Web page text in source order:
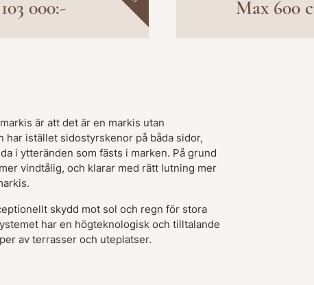
000:- Max 600
är att det är en markis utan
har istället sidostyrskenor på båda sidor,
i ytteränden som fästs i marken. På grund
vindtålig, och klarar med rätt lutning mer
skydd mot sol och regn för stora
har en högteknologisk och tilltalande
av terrasser och uteplatser.